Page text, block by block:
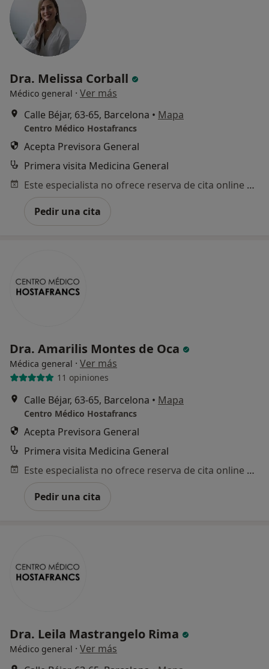
Dra. Melissa Corball
Médico general · Ver más
Calle Béjar, 63-65, Barcelona • Mapa
Centro Médico Hostafrancs
Acepta Previsora General
Primera visita Medicina General
Este especialista no ofrece reserva de cita online en esta dirección.
Pedir una cita
Dra. Amarilis Montes de Oca
Médica general · Ver más
11 opiniones
Calle Béjar, 63-65, Barcelona • Mapa
Centro Médico Hostafrancs
Acepta Previsora General
Primera visita Medicina General
Este especialista no ofrece reserva de cita online en esta dirección.
Pedir una cita
Dra. Leila Mastrangelo Rima
Médico general · Ver más